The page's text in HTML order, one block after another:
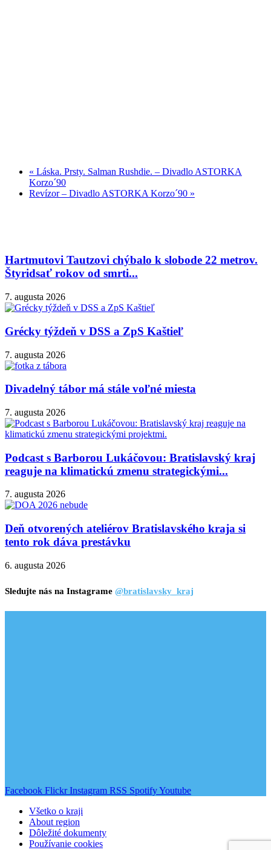
« Láska. Prsty. Salman Rushdie. – Divadlo ASTORKA
Korzo´90
Revízor – Divadlo ASTORKA Korzo´90 »
Hartmutovi Tautzovi chýbalo k slobode 22 metrov.
Štyridsať rokov od smrti...
7. augusta 2026
Grécky týždeň v DSS a ZpS Kaštieľ
7. augusta 2026
Divadelný tábor má stále voľné miesta
7. augusta 2026
Podcast s Barborou Lukáčovou: Bratislavský kraj
reaguje na klimatickú zmenu strategickými...
7. augusta 2026
Deň otvorených ateliérov Bratislavského kraja si
tento rok dáva prestávku
6. augusta 2026
Sledujte nás na Instagrame @bratislavsky_kraj
Facebook Flickr Instagram RSS SpotifyYoutube
Všetko o kraji
About region
Dôležité dokumenty
Používanie cookies